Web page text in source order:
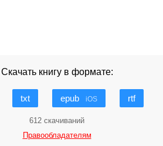
Скачать книгу в формате:
txt epub iOS rtf
612 скачиваний
Правообладателям